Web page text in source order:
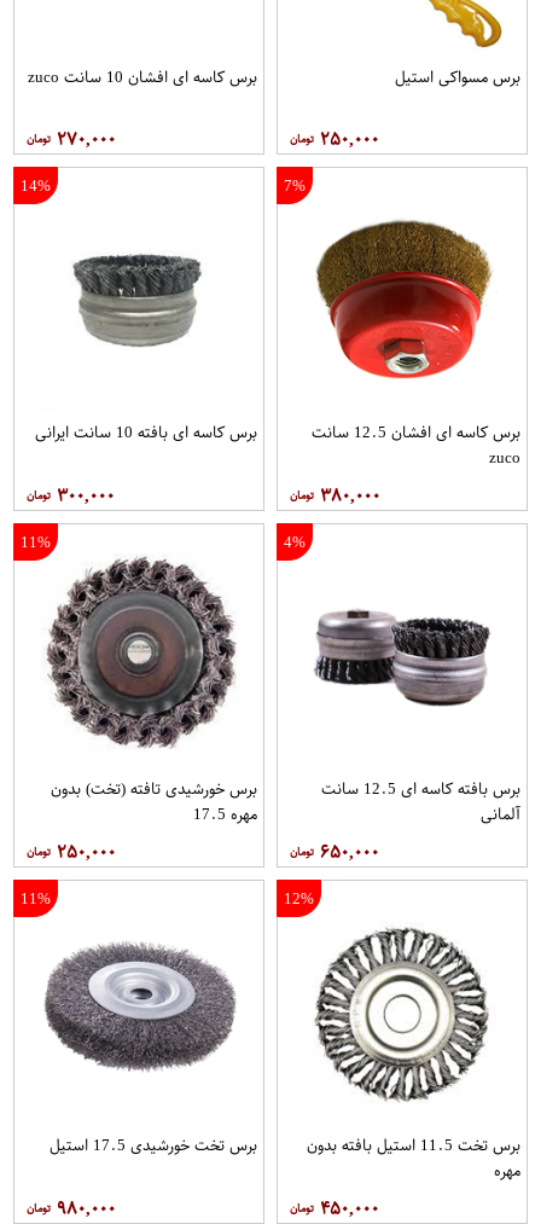
برس مسواکی استیل
۲۵۰,۰۰۰
برس کاسه ای افشان 10 سانت zuco
۲۷۰,۰۰۰
7%
برس کاسه ای افشان 12.5 سانت
zuco
۳۸۰,۰۰۰
14%
برس کاسه ای بافته 10 سانت ایرانی
۳۰۰,۰۰۰
4%
برس بافته کاسه ای 12.5 سانت
آلمانی
۶۵۰,۰۰۰
11%
برس خورشیدی تافته (تخت) بدون
مهره 17.5
۲۵۰,۰۰۰
12%
برس تخت 11.5 استیل بافته بدون
مهره
۴۵۰,۰۰۰
11%
برس تخت خورشیدی 17.5 استیل
۹۸۰,۰۰۰